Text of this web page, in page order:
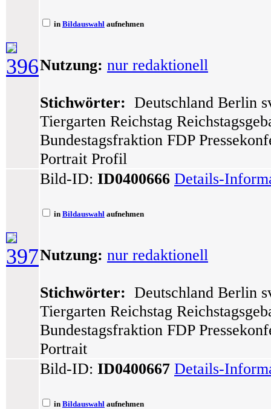
396
in Bildauswahl aufnehmen
Nutzung: nur redaktionell
Stichwörter: Deutschland Berlin
Tiergarten Reichstag
Bundestagsfraktion FDP
Portrait Profil
397
Bild-ID: ID0400666 Details-
in Bildauswahl aufnehmen
Nutzung: nur redaktionell
Stichwörter: Deutschland Berlin
Tiergarten Reichstag
Bundestagsfraktion FDP
Portrait
Bild-ID: ID0400667 Details-
in Bildauswahl aufnehmen